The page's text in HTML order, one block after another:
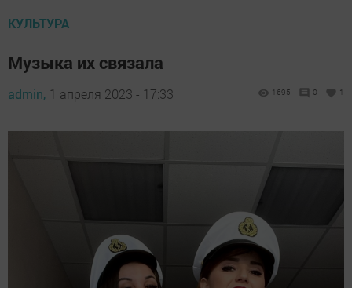
КУЛЬТУРА
Музыка их связала
admin, 1 апреля 2023 - 17:33 1695 0 1